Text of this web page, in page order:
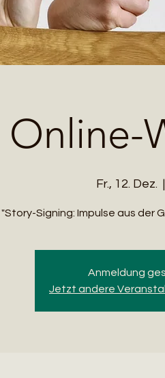
Online-
Fr., 12. Dez.
  |
"Story-Signing: Impulse aus der
Anmeldung
Jetzt andere